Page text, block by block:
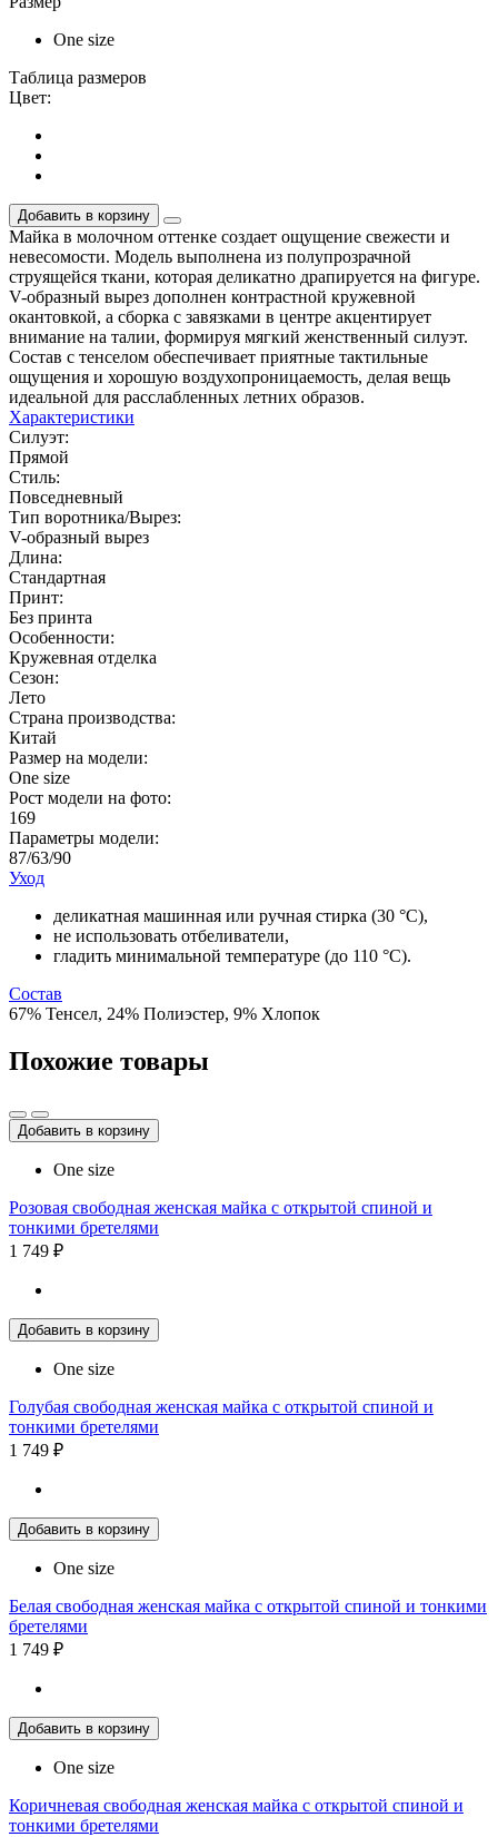
One size
Таблица размеров
Цвет:
Добавить в корзину
Майка в молочном оттенке создает ощущение свежести и
невесомости. Модель выполнена из полупрозрачной
струящейся ткани, которая деликатно драпируется на фигуре.
V-образный вырез дополнен контрастной кружевной
окантовкой, а сборка с завязками в центре акцентирует
внимание на талии, формируя мягкий женственный силуэт.
Состав с тенселом обеспечивает приятные тактильные
ощущения и хорошую воздухопроницаемость, делая вещь
идеальной для расслабленных летних образов.
Характеристики
Силуэт:
Прямой
Стиль:
Повседневный
Тип воротника/Вырез:
V-образный вырез
Длина:
Стандартная
Принт:
Без принта
Особенности:
Кружевная отделка
Сезон:
Лето
Страна производства:
Китай
Размер на модели:
One size
Рост модели на фото:
169
Параметры модели:
87/63/90
Уход
деликатная машинная или ручная стирка (30 °С),
не использовать отбеливатели,
гладить минимальной температуре (до 110 °C).
Состав
67% Тенсел, 24% Полиэстер, 9% Хлопок
Похожие товары
Добавить в корзину
One size
Розовая свободная женская майка с открытой спиной и
тонкими бретелями
1 749 ₽
Добавить в корзину
One size
Голубая свободная женская майка с открытой спиной и
тонкими бретелями
1 749 ₽
Добавить в корзину
One size
Белая свободная женская майка с открытой спиной и тонкими
бретелями
1 749 ₽
Добавить в корзину
One size
Коричневая свободная женская майка с открытой спиной и
тонкими бретелями